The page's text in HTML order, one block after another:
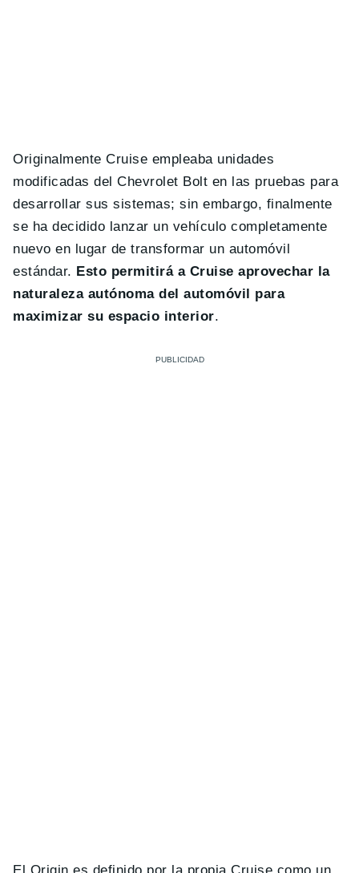
Originalmente Cruise empleaba unidades
modificadas del Chevrolet Bolt en las pruebas para
desarrollar sus sistemas; sin embargo, finalmente
se ha decidido lanzar un vehículo completamente
nuevo en lugar de transformar un automóvil
estándar. Esto permitirá a Cruise aprovechar la
naturaleza autónoma del automóvil para
maximizar su espacio interior.